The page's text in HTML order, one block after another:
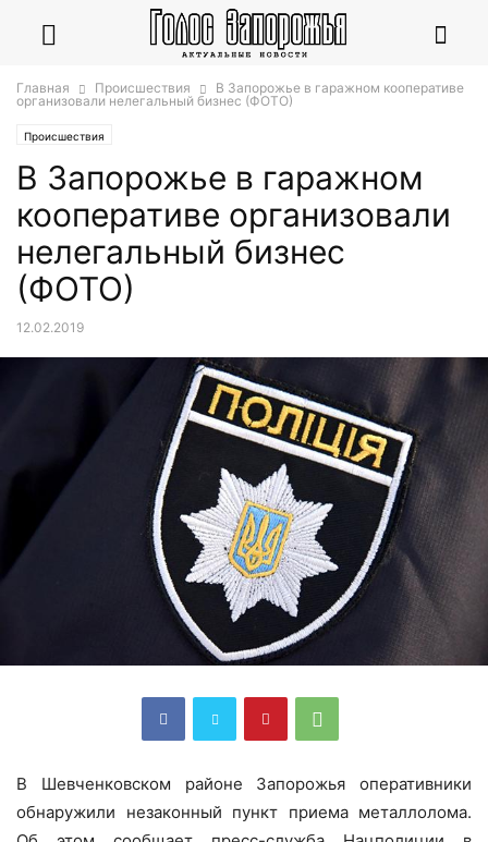
Главная Происшествия
В Запорожье в гаражном кооперативе
организовали нелегальный бизнес (ФОТО)
Происшествия
В Запорожье в гаражном
кооперативе организовали
нелегальный бизнес
(ФОТО)
12.02.2019
В Шевченковском районе Запорожья оперативники
обнаружили незаконный пункт приема металлолома.